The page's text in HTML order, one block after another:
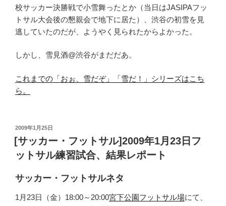
校サッカー決勝戦で小雪舞ったとか（当日はJASIPAフッ
トサル大会後の懇親会で地下に居た）、渋谷の初雪を見
逃していたのだが、ようやく見られたからよかった。
しかし、雪見酒@渋谷がまだだあ。
これまでの「おぉ、雪だぞ」「雪だ！」シリーズはこち
ら。
投
稿
日:
2009年1月25日
[サッカー・フットサル]2009年1月23日フ
ットサル練習試合、結果レポート
サッカー・フットサルネタ
1月23日（金）18:00～20:00宮下公園フットサル場にて、